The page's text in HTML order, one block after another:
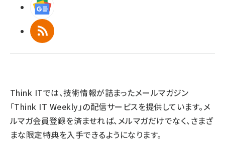
RSS
Think ITでは、技術情報が詰まったメールマガジン
「Think IT Weekly」の配信サービスを提供しています。メ
ルマガ会員登録を済ませれば、メルマガだけでなく、さまざ
まな限定特典を入手できるようになります。